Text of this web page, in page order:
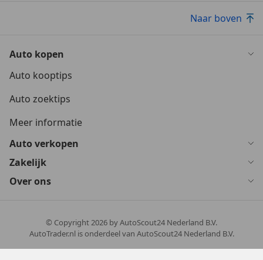
Naar boven
Auto kopen
Auto kooptips
Auto zoektips
Meer informatie
Auto verkopen
Zakelijk
Over ons
© Copyright2026 by AutoScout24 Nederland B.V.
AutoTrader.nl is onderdeel van AutoScout24 Nederland B.V.